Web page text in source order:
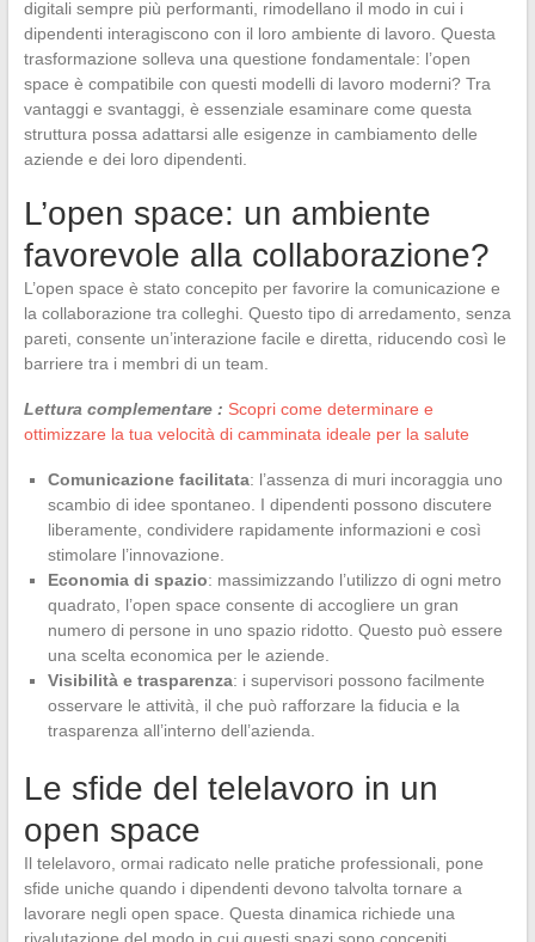
digitali sempre più performanti, rimodellano il modo in cui i
dipendenti interagiscono con il loro ambiente di lavoro. Questa
trasformazione solleva una questione fondamentale: l’open
space è compatibile con questi modelli di lavoro moderni? Tra
vantaggi e svantaggi, è essenziale esaminare come questa
struttura possa adattarsi alle esigenze in cambiamento delle
aziende e dei loro dipendenti.
L’open space: un ambiente
favorevole alla collaborazione?
L’open space è stato concepito per favorire la comunicazione e
la collaborazione tra colleghi. Questo tipo di arredamento, senza
pareti, consente un’interazione facile e diretta, riducendo così le
barriere tra i membri di un team.
Lettura complementare : Scopri come determinare e
ottimizzare la tua velocità di camminata ideale per la salute
Comunicazione facilitata: l’assenza di muri incoraggia uno
scambio di idee spontaneo. I dipendenti possono discutere
liberamente, condividere rapidamente informazioni e così
stimolare l’innovazione.
Economia di spazio: massimizzando l’utilizzo di ogni metro
quadrato, l’open space consente di accogliere un gran
numero di persone in uno spazio ridotto. Questo può essere
una scelta economica per le aziende.
Visibilità e trasparenza: i supervisori possono facilmente
osservare le attività, il che può rafforzare la fiducia e la
trasparenza all’interno dell’azienda.
Le sfide del telelavoro in un
open space
Il telelavoro, ormai radicato nelle pratiche professionali, pone
sfide uniche quando i dipendenti devono talvolta tornare a
lavorare negli open space. Questa dinamica richiede una